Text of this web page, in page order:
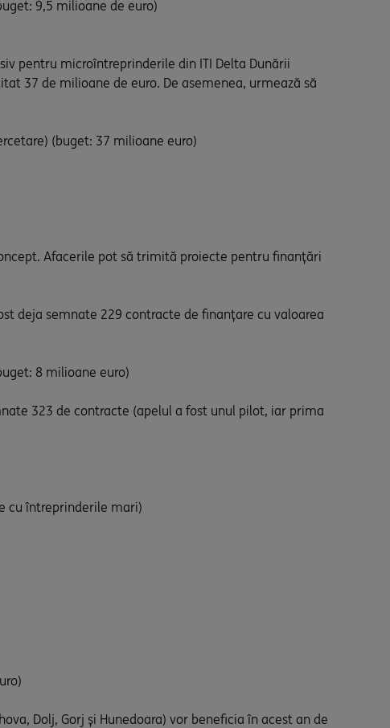
9,5 milioane de euro)
pentru microîntreprinderile din ITI Delta Dunării
37 de milioane de euro. De asemenea, urmează să
(buget: 37 milioane euro)
Afacerile pot să trimită proiecte pentru finanțări
deja semnate 229 contracte de finanțare cu valoarea
8 milioane euro)
323 de contracte (apelul a fost unul pilot, iar prima
cu întreprinderile mari)
Dolj, Gorj și Hunedoara) vor beneficia în acest an de